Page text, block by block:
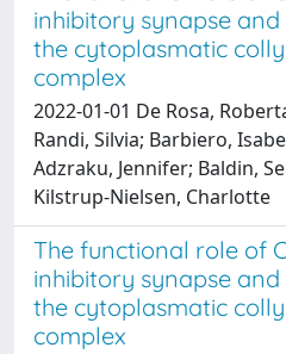
inhibitory synapse
the cytoplasmatic
complex
2022-01-01 De Rosa,
Randi, Silvia; Barbiero,
Adzraku, Jennifer; Baldin,
Kilstrup-Nielsen, Charlotte
The functional role of
inhibitory synapse
the cytoplasmatic
complex